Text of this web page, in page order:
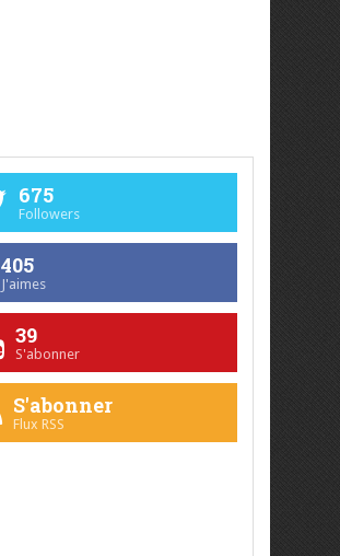
675
Followers
405
J'aimes
39
S'abonner
S'abonner
Flux RSS